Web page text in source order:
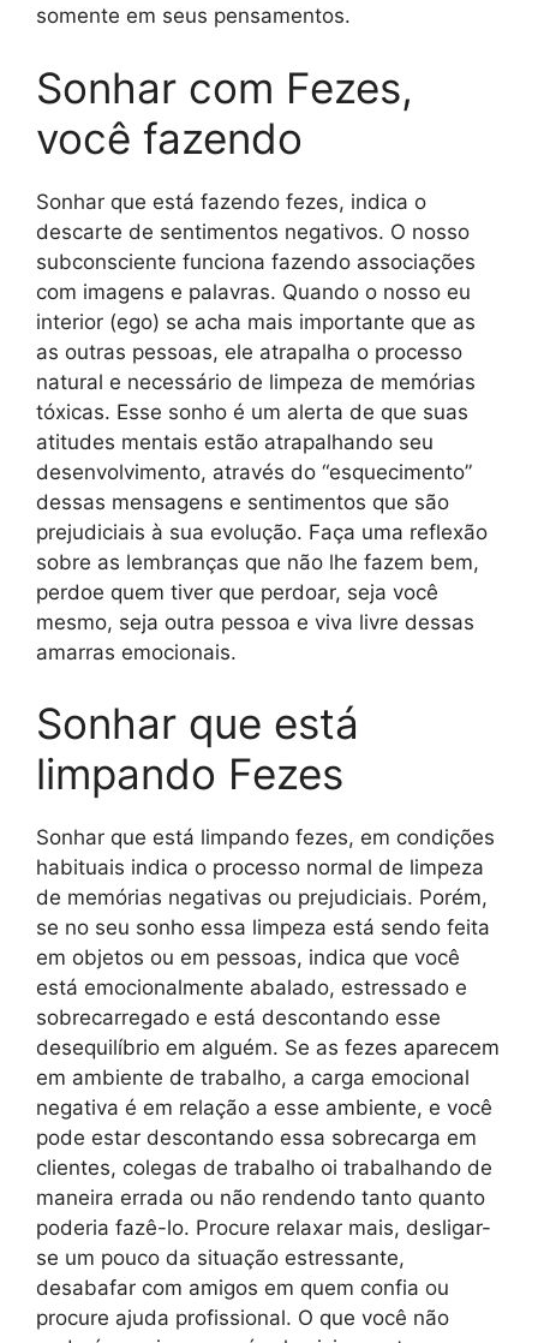
somente em seus pensamentos.
Sonhar com Fezes,
você fazendo
Sonhar que está fazendo fezes, indica o
descarte de sentimentos negativos. O nosso
subconsciente funciona fazendo associações
com imagens e palavras. Quando o nosso eu
interior (ego) se acha mais importante que as
as outras pessoas, ele atrapalha o processo
natural e necessário de limpeza de memórias
tóxicas. Esse sonho é um alerta de que suas
atitudes mentais estão atrapalhando seu
desenvolvimento, através do “esquecimento”
dessas mensagens e sentimentos que são
prejudiciais à sua evolução. Faça uma reflexão
sobre as lembranças que não lhe fazem bem,
perdoe quem tiver que perdoar, seja você
mesmo, seja outra pessoa e viva livre dessas
amarras emocionais.
Sonhar que está
limpando Fezes
Sonhar que está limpando fezes, em condições
habituais indica o processo normal de limpeza
de memórias negativas ou prejudiciais. Porém,
se no seu sonho essa limpeza está sendo feita
em objetos ou em pessoas, indica que você
está emocionalmente abalado, estressado e
sobrecarregado e está descontando esse
desequilíbrio em alguém. Se as fezes aparecem
em ambiente de trabalho, a carga emocional
negativa é em relação a esse ambiente, e você
pode estar descontando essa sobrecarga em
clientes, colegas de trabalho oi trabalhando de
maneira errada ou não rendendo tanto quanto
poderia fazê-lo. Procure relaxar mais, desligar-
se um pouco da situação estressante,
desabafar com amigos em quem confia ou
procure ajuda profissional. O que você não